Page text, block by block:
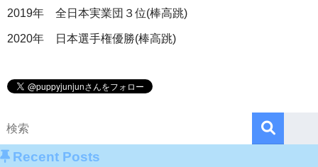
2019年 全日本実業団３位(棒高跳)
2020年 日本選手権優勝(棒高跳)
Recent Posts